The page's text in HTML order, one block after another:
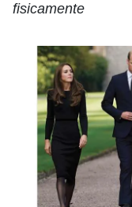
fisicamente